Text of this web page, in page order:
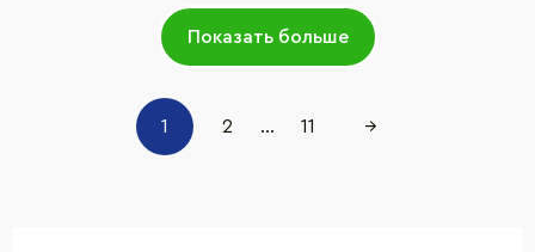
Показать больше
1 2 ... 11 →